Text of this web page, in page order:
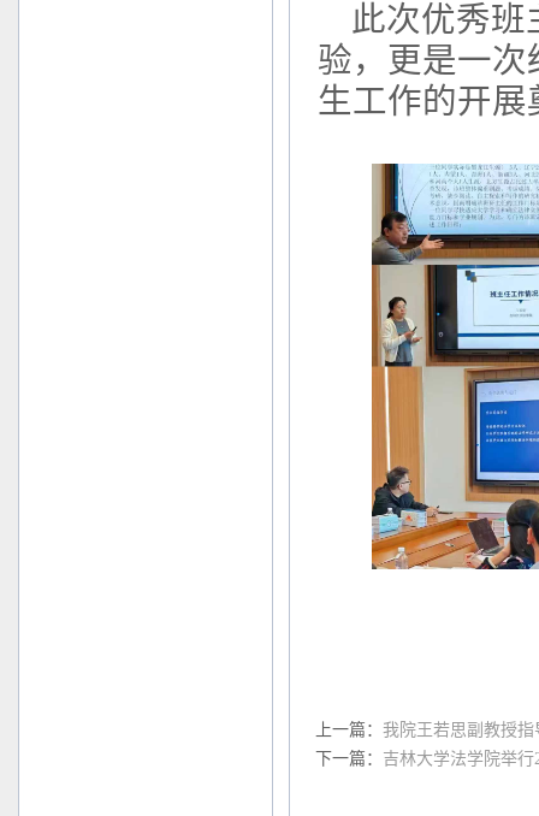
此次优秀
验，更是一
生工作的开
上一篇： 我院王若思副教授指
下一篇： 吉林大学法学院举